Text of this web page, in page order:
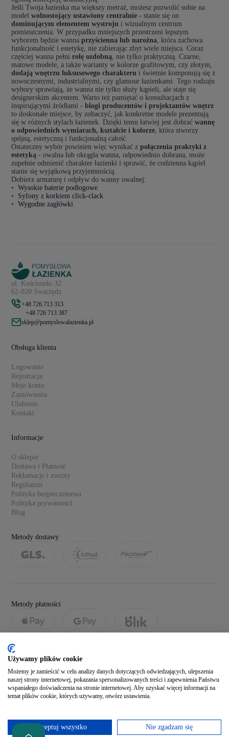
Jeśli Twoja łazienka ma większy metraż, możesz pozwolić sobie na
modelwolnostojący ustawiony centralnie - stanie się on
dominującym elementem wystroju i wizualnym centrum
pomieszczenia. W przypadku mniejszych przestrzeni lepszym
wyborem będzie wannaprzyścienna lub narożna, która zachowa
funkcjonalność i estetykę, nie zabierając zbyt wiele miejsca. Coraz
częściej wanna pełnirolę ozdobną, nie tylko praktyczną. Czarne,
matowe modele, a także warianty w kolorze grafitowym, czy złotym,
dodają wnętrzu luksusowego charakteru i świetnie komponują się z
nowoczesnymi, industrialnymi, czy glamour łazienkami. Tego rodzaju
wybory sprawiają, że wanna nie tylko służy kąpieli, ale staje się
designerskim akcentem. Warto też pamiętać o konsultacjach z
inspirującymi źródłami -blogi producentów i projektantów wnętrz
to doskonałe miejsce, by zobaczyć, jak konkretne modele prezentują
się w różnych stylach łazienek. Dzięki temu łatwiej jest dobraćwannę
o odpowiednich wymiarach, kształcie i kolorze, która stworzy
spójną, estetyczną i funkcjonalną całość.
Ostateczny wybór powinien więc wynikać zpołączenia praktyki z
estetyką - owalna lub okrągła wanna, odpowiednio dobrana, może
zupełnie odmienić charakter łazienki i sprawić, że codzienna kąpiel
stanie się wyjątkową przyjemnością.
Dobierz armaturę i odpływ do wanny owalnej:
Wysokie baterie podłogowe
Syfony z korkiem click-clack
Wygodne zagłówki
ul. Kościuszki 32
62-020 Swarzędz
+48 726 713 313
+48 726 713 387
sklep@pomyslowalazienka.pl
Obsługa klienta
Logowanie
Rejestracja
Moje konto
Zamówienia
Ulubione
Kontakt
Informacje
O sklepie
Dostawa i Płatność
Reklamacje i zwroty
Regulamin
Polityka bezpieczeństwa
Polityka prywatności
Blog
Metody dostawy
Metody płatności
Social media
Zobacz naszego Facebooka
Używamy plików cookie
Możemy je zamieścić w celu analizy danych dotyczących odwiedzających, ulepszenia
naszej strony internetowej, pokazania spersonalizowanych treści i zapewnienia Państwu
wspaniałego doświadczenia na stronie internetowej. Aby uzyskać więcej informacji na
temat plików cookie, których używamy, otwórz ustawienia.
Akceptuj wszystko Nie zgadzam się